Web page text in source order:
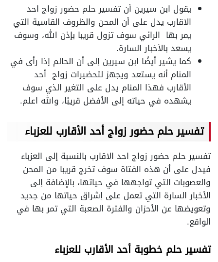
يقول ابن سيرين أن تفسير حلم حضور زواج احد
الاقارب يدل على أن المحن والظروف القاسية التي
يمر بها الرائي سوف تزول قريبا بإذن الله، وسوف
يسعد بالأخبار السارة.
كما يشير أيضًا ابن سيرين إلى أن الحالم إذا رأى في
المنام أنه يستعد ويجهز لتحضيرات زواج أحد
الأقارب فهذا المنام يدل على التغير الذي سوف
يشهده في حياته إلى الأفضل قريبًا، والله اعلم.
تفسير حلم حضور زواج أحد الأقارب للعزباء
تفسير حلم حضور زواج احد الاقارب بالنسبة إلى العزباء
فيدل على أن هذه الفتاة سوف تخرج قريبا من المحن
والعصوبات التي تواجهها في حياتها، بالإضافة إلى
الأخبار السارة التي تعمل على إشراق حياتها من جديد
وتعويضها عن الأحزان والفترة الصعبة التي تمر بها في
الواقع.
تفسير حلم خطوبة أحد الأقارب للعزباء